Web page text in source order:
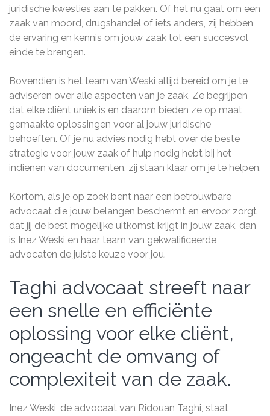
juridische kwesties aan te pakken. Of het nu gaat om een
zaak van moord, drugshandel of iets anders, zij hebben
de ervaring en kennis om jouw zaak tot een succesvol
einde te brengen.
Bovendien is het team van Weski altijd bereid om je te
adviseren over alle aspecten van je zaak. Ze begrijpen
dat elke cliënt uniek is en daarom bieden ze op maat
gemaakte oplossingen voor al jouw juridische
behoeften. Of je nu advies nodig hebt over de beste
strategie voor jouw zaak of hulp nodig hebt bij het
indienen van documenten, zij staan klaar om je te helpen.
Kortom, als je op zoek bent naar een betrouwbare
advocaat die jouw belangen beschermt en ervoor zorgt
dat jij de best mogelijke uitkomst krijgt in jouw zaak, dan
is Inez Weski en haar team van gekwalificeerde
advocaten de juiste keuze voor jou.
Taghi advocaat streeft naar
een snelle en efficiënte
oplossing voor elke cliënt,
ongeacht de omvang of
complexiteit van de zaak.
Inez Weski, de advocaat van Ridouan Taghi, staat